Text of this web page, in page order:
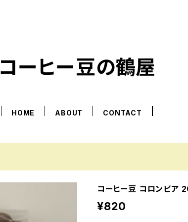
コーヒー豆の鶴屋
HOME ABOUT CONTACT
コーヒー豆 コロンビア
¥820